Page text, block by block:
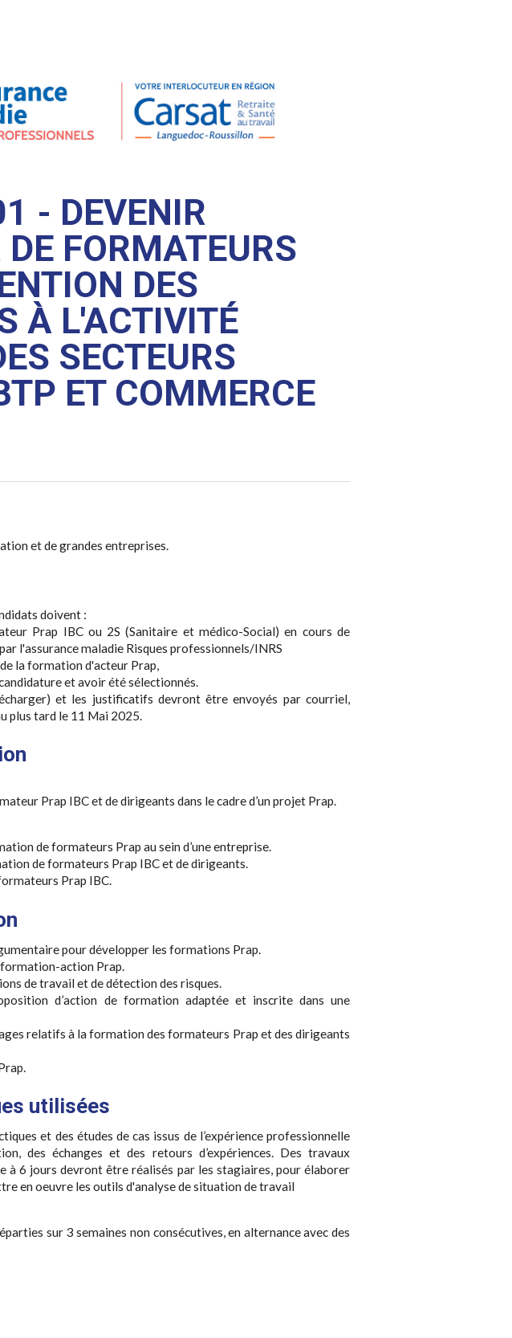
- DEVENIR
FORMATEURS
DES
À L'ACTIVITÉ
SECTEURS
ET COMMERCE
et de grandes entreprises.
doivent :
Prap IBC ou 2S (Sanitaire et médico-Social) en cours de
l'assurance maladie Risques professionnels/INRS
la formation d'acteur Prap,
et avoir été sélectionnés.
et les justificatifs devront être envoyés par courriel,
plus tard le 11 Mai 2025.
Prap IBC et de dirigeants dans le cadre d’un projet Prap.
de formateurs Prap au sein d’une entreprise.
de formateurs Prap IBC et de dirigeants.
Prap IBC.
pour développer les formations Prap.
action Prap.
de travail et de détection des risques.
d’action de formation adaptée et inscrite dans une
relatifs à la formation des formateurs Prap et des dirigeants
utilisées
et des études de cas issus de l’expérience professionnelle
des échanges et des retours d’expériences. Des travaux
à 6 jours devront être réalisés par les stagiaires, pour élaborer
en oeuvre les outils d'analyse de situation de travail
sur 3 semaines non consécutives, en alternance avec des